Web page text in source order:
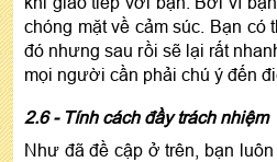
chóng mặt về cảm súc. Bạn có
đó nhưng sau rồi sẽ lại rất
mọi người cần phải chú ý đến
2.6 - Tính cách đầy trách nhiệm
Như đã đề cập ở trên, bạn